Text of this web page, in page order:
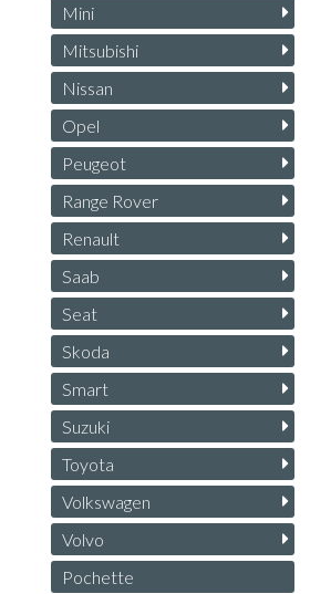
Mini
Mitsubishi
Nissan
Opel
Peugeot
Range Rover
Renault
Saab
Seat
Skoda
Smart
Suzuki
Toyota
Volkswagen
Volvo
Pochette